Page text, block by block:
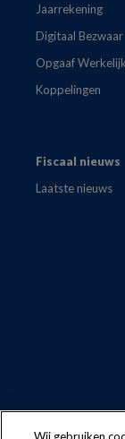
Jaarrekening
Digitaal Bezwaar
Opgaaf
Koppelingen
Fiscaal nieuws
Laatste nieuws